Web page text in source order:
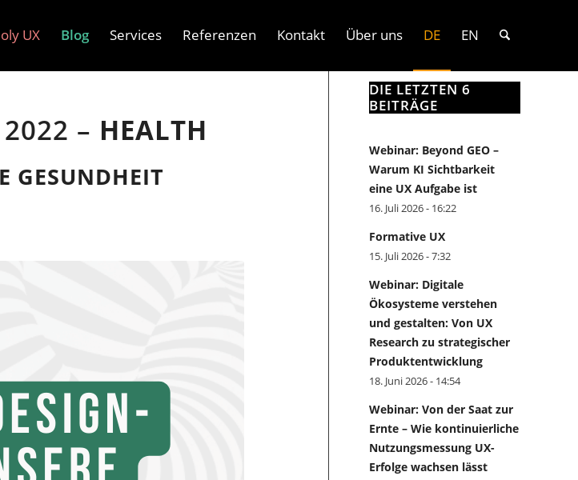
UX Blog Services Referenzen Kontakt Über uns DE EN
– HEALTH
GESUNDHEIT
DIE LETZTEN 6
BEITRÄGE
Webinar: Beyond GEO –
Warum KI Sichtbarkeit
eine UX Aufgabe ist
16. Juli 2026 - 16:22
Formative UX
15. Juli 2026 - 7:32
Webinar: Digitale
Ökosysteme verstehen
und gestalten: Von UX
Research zu strategischer
Produktentwicklung
18. Juni 2026 - 14:54
Webinar: Von der Saat zur
Ernte – Wie kontinuierliche
Nutzungsmessung UX-
Erfolge wachsen lässt